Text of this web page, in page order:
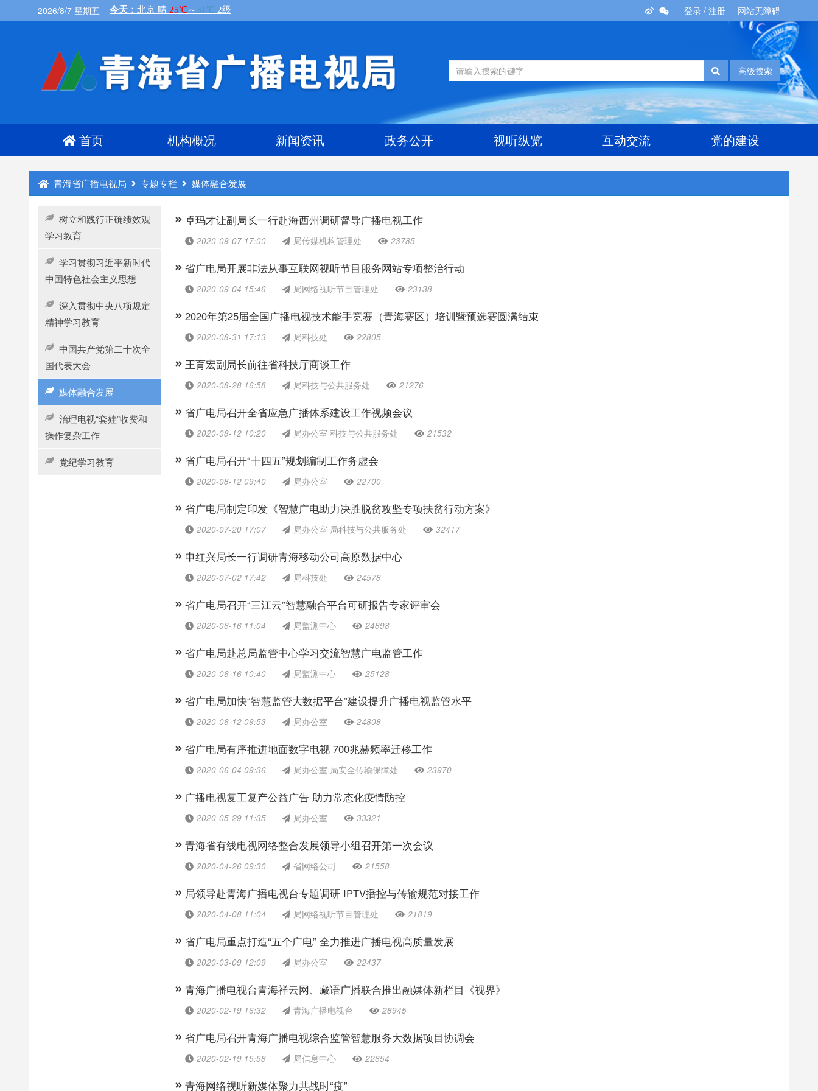
2026/8/7 星期五 登录 / 注册 网站无障碍
高级搜索
首页 机构概况 新闻资讯 政务公开 视听纵览 互动交流 党的建设
青海省广播电视局 专题专栏 媒体融合发展
树立和践行正确绩效观
学习教育
学习贯彻习近平新时代
中国特色社会主义思想
深入贯彻中央八项规定
精神学习教育
中国共产党第二十次全
国代表大会
媒体融合发展
治理电视“套娃”收费和
操作复杂工作
党纪学习教育
卓玛才让副局长一行赴海西州调研督导广播电视工作
2020-09-07 17:00 局传媒机构管理处 23785
省广电局开展非法从事互联网视听节目服务网站专项整治行动
2020-09-04 15:46 局网络视听节目管理处 23138
2020年第25届全国广播电视技术能手竞赛（青海赛区）培训暨预选赛圆满结束
2020-08-31 17:13 局科技处 22805
王育宏副局长前往省科技厅商谈工作
2020-08-28 16:58 局科技与公共服务处 21276
省广电局召开全省应急广播体系建设工作视频会议
2020-08-12 10:20 局办公室 科技与公共服务处 21532
省广电局召开“十四五”规划编制工作务虚会
2020-08-12 09:40 局办公室 22700
省广电局制定印发《智慧广电助力决胜脱贫攻坚专项扶贫行动方案》
2020-07-20 17:07 局办公室 局科技与公共服务处 32417
申红兴局长一行调研青海移动公司高原数据中心
2020-07-02 17:42 局科技处 24578
省广电局召开“三江云”智慧融合平台可研报告专家评审会
2020-06-16 11:04 局监测中心 24898
省广电局赴总局监管中心学习交流智慧广电监管工作
2020-06-16 10:40 局监测中心 25128
省广电局加快“智慧监管大数据平台”建设提升广播电视监管水平
2020-06-12 09:53 局办公室 24808
省广电局有序推进地面数字电视 700兆赫频率迁移工作
2020-06-04 09:36 局办公室 局安全传输保障处 23970
广播电视复工复产公益广告 助力常态化疫情防控
2020-05-29 11:35 局办公室 33321
青海省有线电视网络整合发展领导小组召开第一次会议
2020-04-26 09:30 省网络公司 21558
局领导赴青海广播电视台专题调研 IPTV播控与传输规范对接工作
2020-04-08 11:04 局网络视听节目管理处 21819
省广电局重点打造“五个广电” 全力推进广播电视高质量发展
2020-03-09 12:09 局办公室 22437
青海广播电视台青海祥云网、藏语广播联合推出融媒体新栏目《视界》
2020-02-19 16:32 青海广播电视台 28945
省广电局召开青海广播电视综合监管智慧服务大数据项目协调会
2020-02-19 15:58 局信息中心 22654
青海网络视听新媒体聚力共战时“疫”